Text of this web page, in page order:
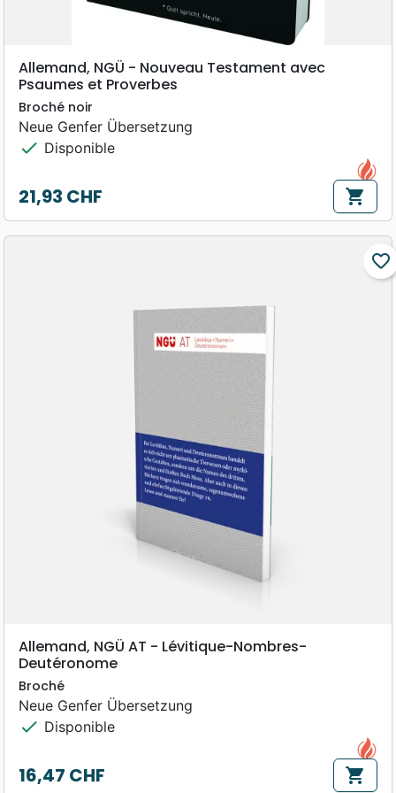
Allemand, NGÜ - Nouveau Testament avec
Psaumes et Proverbes
Broché noir
Neue Genfer Übersetzung
check Disponible
Prix
21,93 CHF shopping_cart
favorite_border
Allemand, NGÜ AT - Lévitique-Nombres-
Deutéronome
Broché
Neue Genfer Übersetzung
check Disponible
Prix
16,47 CHF shopping_cart